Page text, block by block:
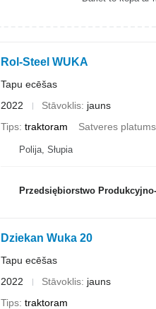
Rol-Steel WUKA
Tapu ecēšas
2022
Stāvoklis jauns
Tips traktoram Satveres platums
Polija, Słupia
Przedsiębiorstwo Produkcyjno-
Dziekan Wuka 20
Tapu ecēšas
2022
Stāvoklis jauns
Tips traktoram